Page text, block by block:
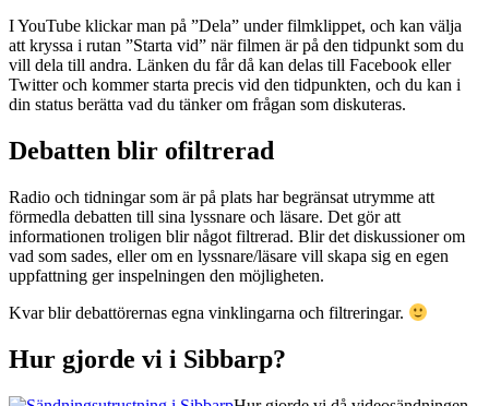
I YouTube klickar man på ”Dela” under filmklippet, och kan välja
att kryssa i rutan ”Starta vid” när filmen är på den tidpunkt som du
vill dela till andra. Länken du får då kan delas till Facebook eller
Twitter och kommer starta precis vid den tidpunkten, och du kan i
din status berätta vad du tänker om frågan som diskuteras.
Debatten blir ofiltrerad
Radio och tidningar som är på plats har begränsat utrymme att
förmedla debatten till sina lyssnare och läsare. Det gör att
informationen troligen blir något filtrerad. Blir det diskussioner om
vad som sades, eller om en lyssnare/läsare vill skapa sig en egen
uppfattning ger inspelningen den möjligheten.
Kvar blir debattörernas egna vinklingarna och filtreringar.
Hur gjorde vi i Sibbarp?